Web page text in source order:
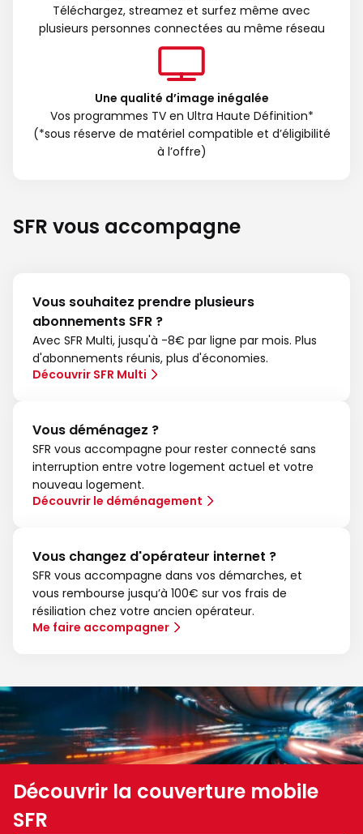
Téléchargez, streamez et surfez même avec
plusieurs personnes connectées au même réseau
Une qualité d’image inégalée
Vos programmes TV en Ultra Haute Définition*
(*sous réserve de matériel compatible et d’éligibilité
à l’offre)
SFR vous accompagne
Vous souhaitez prendre plusieurs
abonnements SFR ?
Avec SFR Multi, jusqu'à -8€ par ligne par mois. Plus
d'abonnements réunis, plus d'économies.
Découvrir SFR Multi
Vous déménagez ?
SFR vous accompagne pour rester connecté sans
interruption entre votre logement actuel et votre
nouveau logement.
Découvrir le déménagement
Vous changez d'opérateur internet ?
SFR vous accompagne dans vos démarches, et
vous rembourse jusqu’à 100€ sur vos frais de
résiliation chez votre ancien opérateur.
Me faire accompagner
Découvrir la couverture mobile
SFR